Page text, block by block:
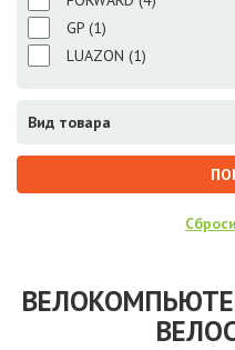
GP (1)
LUAZON (1)
Вид товара